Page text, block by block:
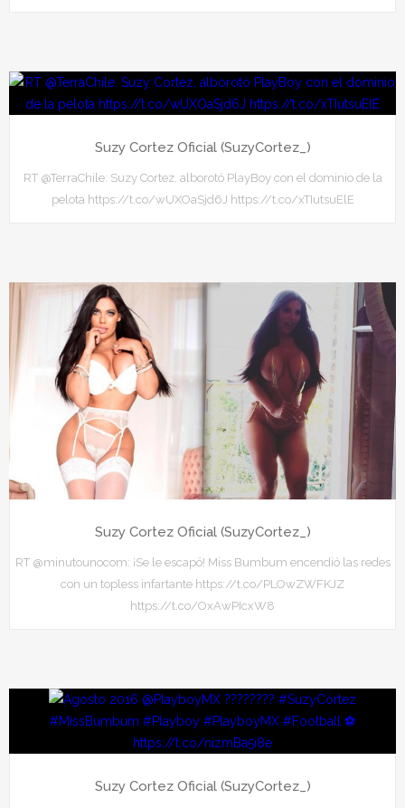
Suzy Cortez Oficial (SuzyCortez_)
RT @TerraChile: Suzy Cortez, alborotó PlayBoy con el dominio de la
pelota https://t.co/wUXOaSjd6J https://t.co/xTIutsuElE
Suzy Cortez Oficial (SuzyCortez_)
RT @minutounocom: ¡Se le escapó! Miss Bumbum encendió las redes
con un topless infartante https://t.co/PLOwZWFKJZ
https://t.co/OxAwPIcxW8
Suzy Cortez Oficial (SuzyCortez_)